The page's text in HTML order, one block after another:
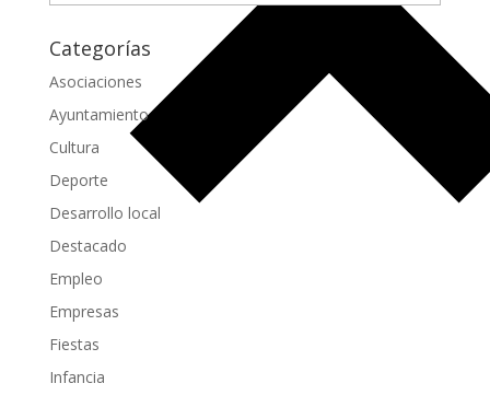
Categorías
Asociaciones
Ayuntamiento
Cultura
Deporte
Desarrollo local
Destacado
Empleo
Empresas
Fiestas
Infancia